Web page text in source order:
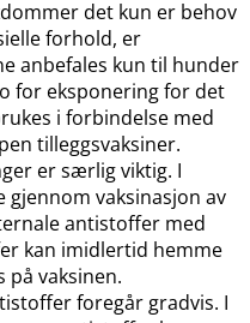
det kun er behov
forhold, er
anbefales kun til hunder
for eksponering for det
i forbindelse med
tilleggsvaksiner.
er særlig viktig. I
vaksinasjon av
antistoffer med
kan imidlertid hemme
på vaksinen.
foregår gradvis. I